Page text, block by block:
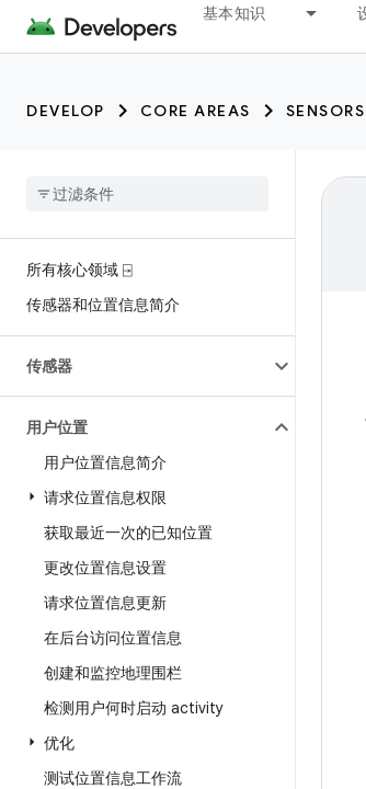
基本知识
DEVELOP CORE AREAS
所有核心领域 ⍈
传感器和位置信息简介
传感器
用户位置
用户位置信息简介
请求位置信息权限
获取最近一次的已知位置
更改位置信息设置
请求位置信息更新
在后台访问位置信息
创建和监控地理围栏
检测用户何时启动 activity
优化
测试位置信息工作流